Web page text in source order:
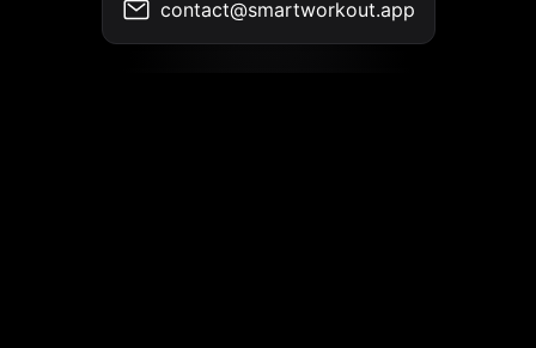
contact@smartworkout.app